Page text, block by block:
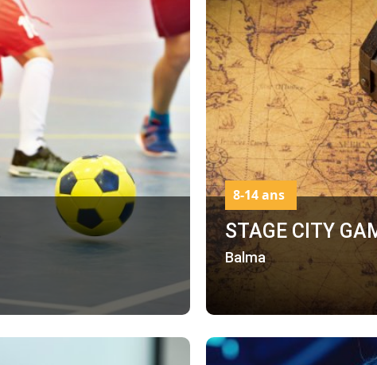
STAGE CITY
Balma
8-14 ans